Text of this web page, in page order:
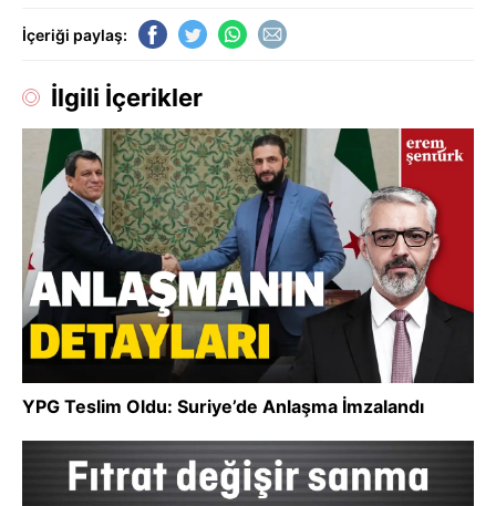
İçeriği paylaş:
İlgili İçerikler
YPG Teslim Oldu: Suriye’de Anlaşma İmzalandı